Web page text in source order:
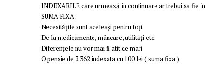
INDEXARILE care urmează în continuare ar trebui sa fie în
SUMA FIXA .
Necesitățile sunt aceleași pentru toți.
De la medicamente, mâncare, utilități etc.
Diferențele nu vor mai fi atit de mari
O pensie de 3.362 indexata cu 100 lei ( suma fixa )